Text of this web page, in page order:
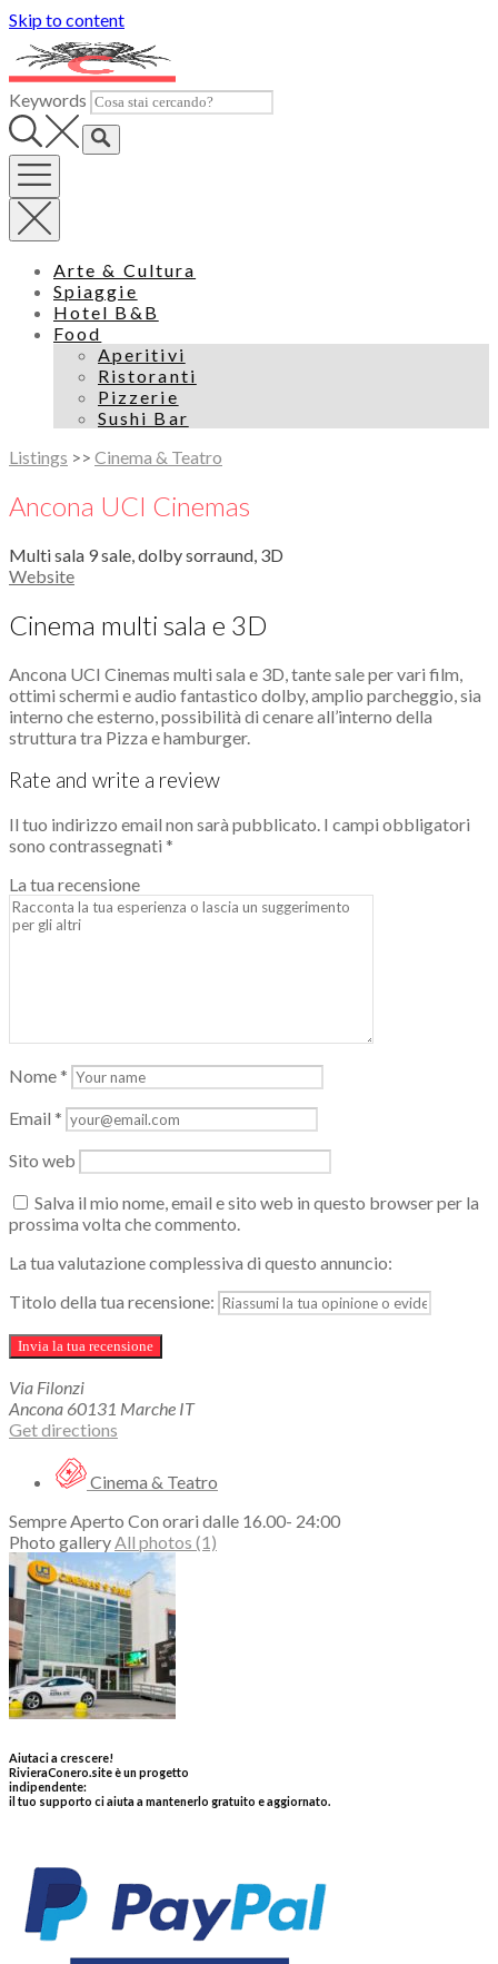
Skip to content
Keywords
Arte & Cultura
Spiaggie
Hotel B&B
Food
Aperitivi
Ristoranti
Pizzerie
Sushi Bar
Listings >> Cinema & Teatro
Ancona UCI Cinemas
Multi sala 9 sale, dolby sorraund, 3D
Website
Cinema multi sala e 3D
Ancona UCI Cinemas multi sala e 3D, tante sale per vari film,
ottimi schermi e audio fantastico dolby, amplio parcheggio, sia
interno che esterno, possibilità di cenare all’interno della
struttura tra Pizza e hamburger.
Rate and write a review
Il tuo indirizzo email non sarà pubblicato. I campi obbligatori
sono contrassegnati *
La tua recensione
Nome*
Email *
Sito web
Salva il mio nome, email e sito web in questo browser per la
prossima volta che commento.
La tua valutazione complessiva di questo annuncio:
Titolo della tua recensione:
Via Filonzi
Ancona 60131 Marche IT
Get directions
Cinema & Teatro
Sempre Aperto Con orari dalle 16.00- 24:00
Photo galleryAll photos (1)
Aiutaci a crescere!
RivieraConero.site è un progetto
indipendente:
il tuo supporto ci aiuta a mantenerlo gratuito e aggiornato.